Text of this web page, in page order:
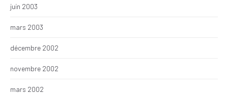
juin 2003
mars 2003
décembre 2002
novembre 2002
mars 2002